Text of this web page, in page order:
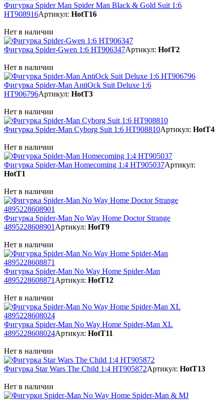
Фигурка Spider Man Spider Man Black & Gold Suit 1:6
HT908916Артикул: HotT16
Нет в наличии
Фигурка Spider-Gwen 1:6 HT906347Артикул: HotT2
Нет в наличии
Фигурка Spider-Man AntiOck Suit Deluxe 1:6
HT906796Артикул: HotT3
Нет в наличии
Фигурка Spider-Man Cyborg Suit 1:6 HT908810Артикул: HotT4
Нет в наличии
Фигурка Spider-Man Homecoming 1:4 HT905037Артикул:
HotT1
Нет в наличии
Фигурка Spider-Man No Way Home Doctor Strange
4895228608901 Артикул: HotT9
Нет в наличии
Фигурка Spider-Man No Way Home Spider-Man
4895228608871 Артикул: HotT12
Нет в наличии
Фигурка Spider-Man No Way Home Spider-Man XL
4895228608024Артикул: HotT11
Нет в наличии
Фигурка Star Wars The Child 1:4 HT905872Артикул: HotT13
Нет в наличии